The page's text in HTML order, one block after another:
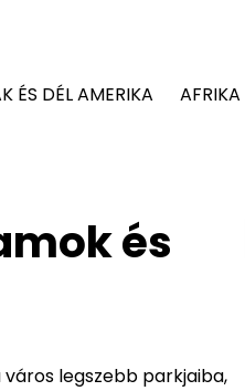
ÉS DÉL AMERIKA AFRIKA
és
legszebb parkjaiba,